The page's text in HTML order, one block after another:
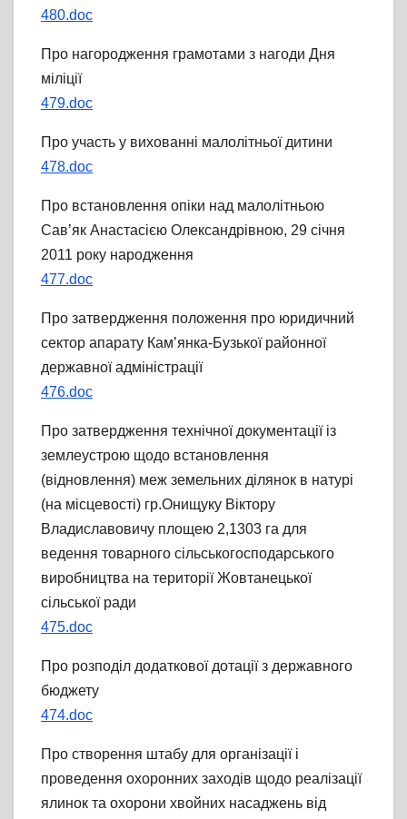
480.doc
Про нагородження грамотами з нагоди Дня
міліції
479.doc
Про участь у вихованні малолітньої дитини
478.doc
Про встановлення опіки над малолітньою
Сав’як Анастасією Олександрівною, 29 січня
2011 року народження
477.doc
Про затвердження положення про юридичний
сектор апарату Кам’янка-Бузької районної
державної адміністрації
476.doc
Про затвердження технічної документації із
землеустрою щодо встановлення
(відновлення) меж земельних ділянок в натурі
(на місцевості) гр.Онищуку Віктору
Владиславовичу площею 2,1303 га для
ведення товарного сільськогосподарського
виробництва на території Жовтанецької
сільської ради
475.doc
Про розподіл додаткової дотації з державного
бюджету
474.doc
Про створення штабу для організації і
проведення охоронних заходів щодо реалізації
ялинок та охорони хвойних насаджень від